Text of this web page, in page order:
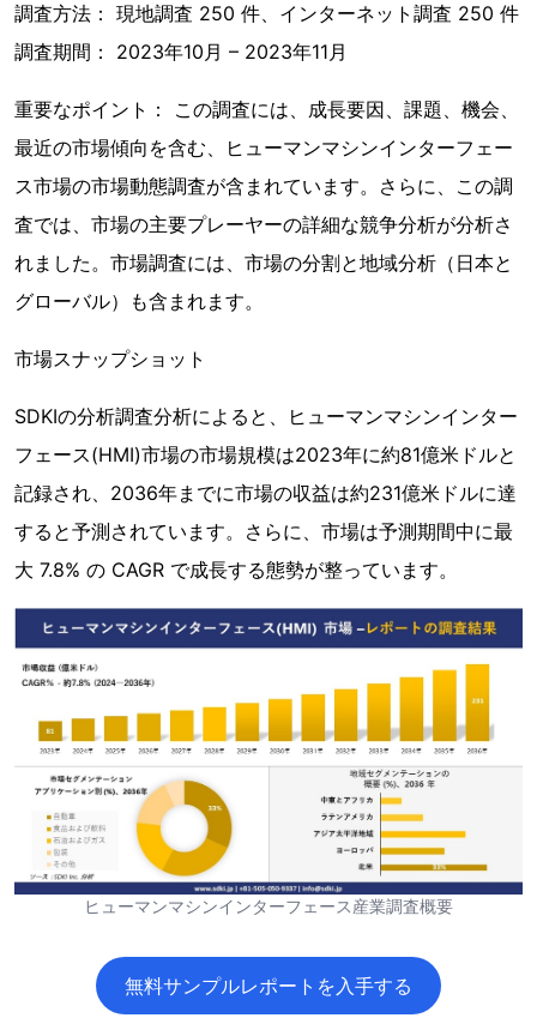
調査方法： 現地調査 250 件、インターネット調査 250 件
調査期間： 2023年10月 – 2023年11月
重要なポイント： この調査には、成長要因、課題、機会、
最近の市場傾向を含む、ヒューマンマシンインターフェー
ス市場の市場動態調査が含まれています。さらに、この調
査では、市場の主要プレーヤーの詳細な競争分析が分析さ
れました。市場調査には、市場の分割と地域分析（日本と
グローバル）も含まれます。
市場スナップショット
SDKIの分析調査分析によると、ヒューマンマシンインター
フェース(HMI)市場の市場規模は2023年に約81億米ドルと
記録され、2036年までに市場の収益は約231億米ドルに達
すると予測されています。さらに、市場は予測期間中に最
大 7.8% の CAGR で成長する態勢が整っています。
ヒューマンマシンインターフェース産業調査概要
無料サンプルレポートを入手する